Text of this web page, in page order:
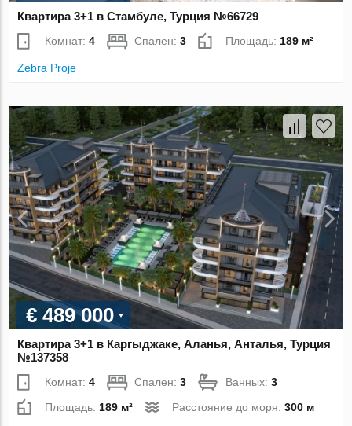
Квартира 3+1 в Стамбуле, Турция №66729
Комнат:4 Спален:3 Площадь: 189 м²
Zebra Proje
€ 489 000
Квартира 3+1 в Каргыджаке, Аланья, Анталья, Турция
№137358
Комнат:4 Спален:3 Ванных:3
Площадь: 189 м² Расстояние до моря:300 м